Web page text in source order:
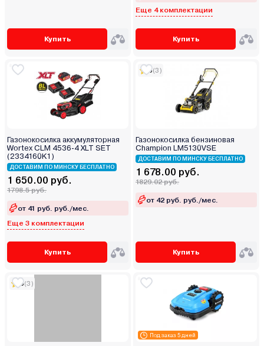
Купить
Еще 4 комплектации
Купить
Газонокосилка аккумуляторная
Wortex CLM 4536-4 XLT SET
(2334160K1)
ДОСТАВИМ ПО МИНСКУ БЕСПЛАТНО
1 650.00 руб.
1798.5 руб.
от 41 руб. руб./мес.
Еще 3 комплектации
Купить
5(3)
Газонокосилка бензиновая
Champion LM5130VSE
ДОСТАВИМ ПО МИНСКУ БЕСПЛАТНО
1 678.00 руб.
1829.02 руб.
от 42 руб. руб./мес.
Купить
5(3)
Под заказ 5 дней